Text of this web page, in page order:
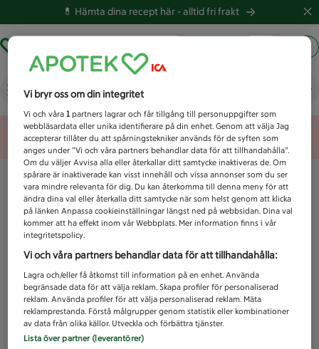
💊 Hämta dina recept här -alltid fri frakt
Vad letar du efter idag?
Unknown error
Vi bryr oss om din integritet
Vi och våra1 partners lagrar och får tillgång till personuppgifter som
webbläsardata eller unika identifierare på din enhet. Genom att välja Jag
accepterar tillåter du att spårningstekniker används för de syften som
anges under ”Vi och våra partners behandlar data för att tillhandahålla”.
Om du väljer Avvisa alla eller återkallar ditt samtycke inaktiveras de. Om
spårare är inaktiverade kan visst innehåll och vissa annonser som du ser
vara mindre relevanta för dig. Du kan återkomma till denna meny för att
ändra dina val eller återkalla ditt samtycke när som helst genom att klicka
på länken Anpassa cookieinställningar längst ned på webbsidan. Dina val
kommer att ha effekt inom vår Webbplats. Mer information finns i vår
integritetspolicy.
Vi och våra partners behandlar data för att tillhandahålla:
Lagra och/eller få åtkomst till information på en enhet. Använda
begränsade data för att välja reklam. Skapa profiler för personaliserad
reklam. Använda profiler för att välja personaliserad reklam. Mäta
reklamprestanda. Förstå målgrupper genom statistik eller kombinationer
av data från olika källor. Utveckla och förbättra tjänster.
Lista över partner (leverantörer)